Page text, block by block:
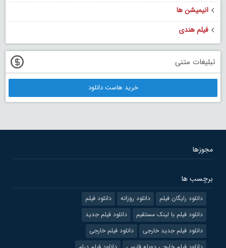
انیمیشن ها
فیلم هندی
تبلیغات متنی
خرید هاست دانلود
مجوزها
برچسب ها
دانلود رایگان فیلم دانلود روزانه
دانلود فیلم
دانلود فیلم با لینک مستقیم
دانلود فیلم جدید
دانلود فیلم جدید خارجی
دانلود فیلم خارجی